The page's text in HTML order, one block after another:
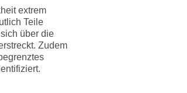
extrem
Teile
über die
Zudem